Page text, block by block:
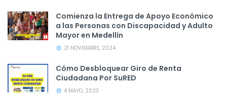
Comienza la Entrega de Apoyo Económico
a las Personas con Discapacidad y Adulto
Mayor en Medellín
21 NOVIEMBRE, 2024
Cómo Desbloquear Giro de Renta
Ciudadana Por SuRED
4 MAYO, 2023